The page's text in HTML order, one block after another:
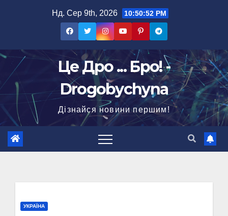
Нд. Сер 9th, 2026 10:50:53 PM
Це Дро ... Бро! -
Drogobychyna
Дізнайся новини першим!
УКРАЇНА